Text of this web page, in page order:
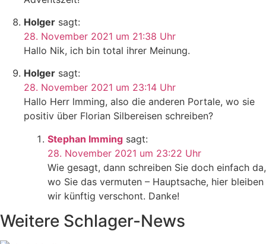
Holger sagt:
28. November 2021 um 21:38 Uhr
Hallo Nik, ich bin total ihrer Meinung.
Holger sagt:
28. November 2021 um 23:14 Uhr
Hallo Herr lmming, also die anderen Portale, wo sie
positiv über Florian Silbereisen schreiben?
Stephan Imming sagt:
28. November 2021 um 23:22 Uhr
Wie gesagt, dann schreiben Sie doch einfach da,
wo Sie das vermuten – Hauptsache, hier bleiben
wir künftig verschont. Danke!
Weitere Schlager-News